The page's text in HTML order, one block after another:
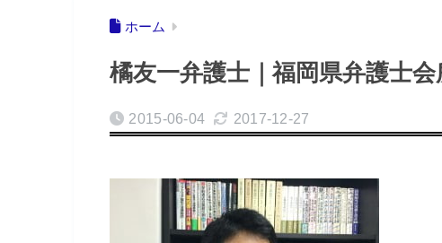
ホーム
橘友一弁護士｜福岡県弁護士会
2015-06-04 2017-12-27